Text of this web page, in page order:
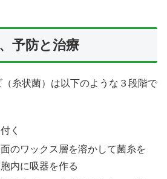
予防と治療
糸状菌）は以下のような３段階で
く
のワックス層を溶かして菌糸を
内に吸器を作る